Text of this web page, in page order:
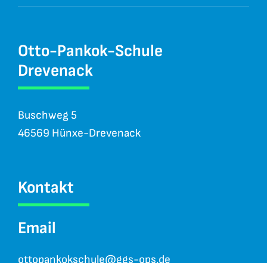
Otto-Pankok-Schule
Drevenack
Buschweg 5
46569 Hünxe-Drevenack
Kontakt
Email
ottopankokschule@ggs-ops.de